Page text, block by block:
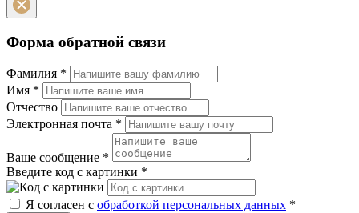
Форма обратной связи
Фамилия *
Имя *
Отчество
Электронная почта *
Ваше сообщение *
Введите код с картинки *
Я согласен с обработкой персональных данных *